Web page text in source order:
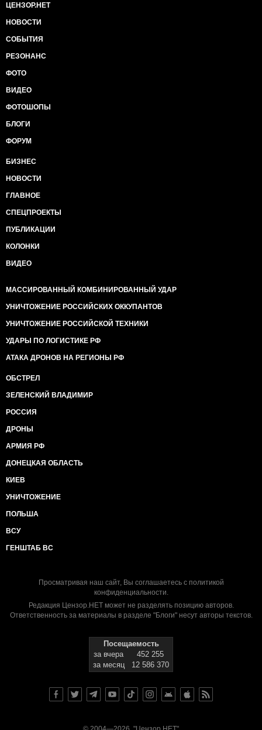
ЦЕНЗОР.НЕТ
НОВОСТИ
СОБЫТИЯ
РЕЗОНАНС
ФОТО
ВИДЕО
ФОТОШОПЫ
БЛОГИ
ФОРУМ
БИЗНЕС
НОВОСТИ
ГЛАВНОЕ
СПЕЦПРОЕКТЫ
ПУБЛИКАЦИИ
КОЛОНКИ
ВИДЕО
МАССИРОВАННЫЙ КОМБИНИРОВАННЫЙ УДАР
УНИЧТОЖЕНИЕ РОССИЙСКИХ ОККУПАНТОВ
УНИЧТОЖЕНИЕ РОССИЙСКОЙ ТЕХНИКИ
УДАРЫ ПО ЛОГИСТИКЕ РФ
АТАКА ДРОНОВ НА РЕГИОНЫ РФ
ОБСТРЕЛ
ЗЕЛЕНСКИЙ ВЛАДИМИР
РОССИЯ
ДРОНЫ
АРМИЯ РФ
ДОНЕЦКАЯ ОБЛАСТЬ
КИЕВ
УНИЧТОЖЕНИЕ
ПОЛЬША
ВСУ
ГЕНШТАБ ВС
Просматривая наш сайт, Вы соглашаетесь с политикой
конфиденциальности.
Редакция Цензор.НЕТ может не разделять позицию авторов.
Ответственность за материалы в разделе "Блоги" несут авторы текстов.
Посещаемость
за вчера
452 255
за месяц
12 586 370